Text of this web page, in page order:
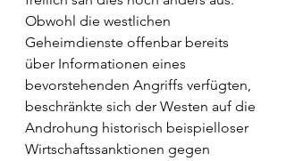
Obwohl die westlichen
Geheimdienste offenbar bereits
über Informationen eines
bevorstehenden Angriffs verfügten,
beschränkte sich der Westen auf die
Androhung historisch beispielloser
Wirtschaftssanktionen gegen